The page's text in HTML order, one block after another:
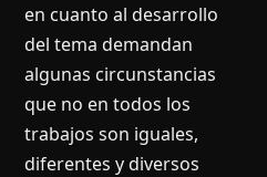
en cuanto al desarrollo
del tema demandan
algunas circunstancias
que no en todos los
trabajos son iguales,
diferentes y diversos